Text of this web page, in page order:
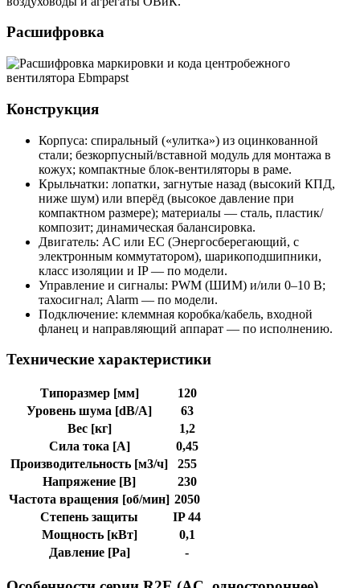
Расшифровка
Конструкция
Корпуса: спиральный («улитка») из оцинкованной
стали; безкорпусный/вставной модуль для монтажа в
кожух; компактные блок-вентиляторы в раме.
Крыльчатки: лопатки, загнутые назад (высокий КПД,
ниже шум) или вперёд (высокое давление при
компактном размере); материалы — сталь, пластик/
композит; динамическая балансировка.
Двигатель: AC или EC (Энергосберегающий, с
электронным коммутатором), шарикоподшипники,
класс изоляции и IP — по модели.
Управление и сигналы: PWM (ШИМ) и/или 0–10 В;
тахосигнал; Alarm — по модели.
Подключение: клеммная коробка/кабель, входной
фланец и направляющий аппарат — по исполнению.
Технические характеристики
Типоразмер [мм]
120
Уровень шума [dB/A]
63
Вес [кг]
1,2
Сила тока [A]
0,45
Производительность [м3/ч]
255
Напряжение [В]
230
Частота вращения [об/мин] 2050
Степень защиты
IP 44
Мощность [кВт]
0,1
Давление [Pa]
-